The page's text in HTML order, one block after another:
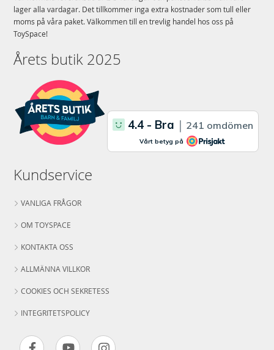
dras isär lika lätt varje gång – så har det varit sedan 1958.
LEGO® klossar och delar tappas, värms, krossas, vrids och analyseras
för att säkerställa att varje byggset för barn uppfyller de högsta globala
Detaljer:
Antal delar: 1264
Rek.ålder: från 9 år
information
Modell 31109
5702016616354
lager alla vardagar. Det tillkommer inga extra kostnader som tull eller
moms på våra paket. Välkommen till en trevlig handel hos oss på
ToySpace!
Årets butik 2025
Kundservice
VANLIGA FRÅGOR
OM TOYSPACE
KONTAKTA OSS
ALLMÄNNA VILLKOR
COOKIES OCH SEKRETESS
INTEGRITETSPOLICY